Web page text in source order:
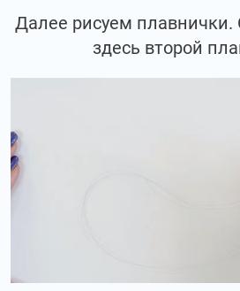
Далее рисуем плавнички.
здесь второй